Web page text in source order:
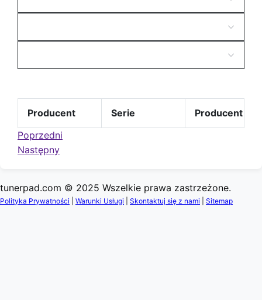
Producent Serie
Producent
Poprzedni
Następny
tunerpad.com © 2025 Wszelkie prawa zastrzeżone.
Polityka Prywatności Warunki Usługi Skontaktuj się z nami Sitemap